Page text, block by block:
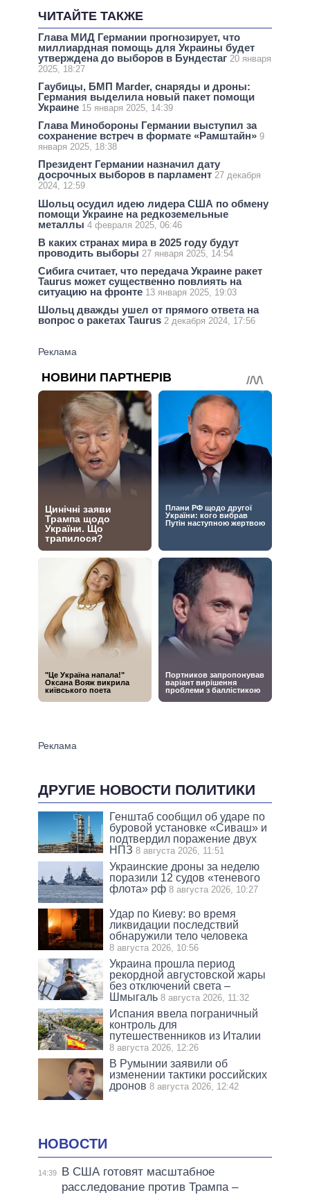
ЧИТАЙТЕ ТАКЖЕ
Глава МИД Германии прогнозирует, что
миллиардная помощь для Украины будет
утверждена до выборов в Бундестаг 20 января
2025, 18:27
Гаубицы, БМП Marder, снаряды и дроны:
Германия выделила новый пакет помощи
Украине 15 января 2025, 14:39
Глава Минобороны Германии выступил за
сохранение встреч в формате «Рамштайн» 9
января 2025, 18:38
Президент Германии назначил дату
досрочных выборов в парламент 27 декабря
2024, 12:59
Шольц осудил идею лидера США по обмену
помощи Украине на редкоземельные
металлы 4 февраля 2025, 06:46
В каких странах мира в 2025 году будут
проводить выборы 27 января 2025, 14:54
Сибига считает, что передача Украине ракет
Taurus может существенно повлиять на
ситуацию на фронте 13 января 2025, 19:03
Шольц дважды ушел от прямого ответа на
вопрос о ракетах Taurus 2 декабря 2024, 17:56
ДРУГИЕ НОВОСТИ ПОЛИТИКИ
Генштаб сообщил об ударе по
буровой установке «Сиваш» и
подтвердил поражение двух
НПЗ 8 августа 2026, 11:51
Украинские дроны за неделю
поразили 12 судов «теневого
флота» рф 8 августа 2026, 10:27
Удар по Киеву: во время
ликвидации последствий
обнаружили тело человека
8 августа 2026, 10:56
Украина прошла период
рекордной августовской жары
без отключений света –
Шмыгаль 8 августа 2026, 11:32
Испания ввела пограничный
контроль для
путешественников из Италии
8 августа 2026, 12:26
В Румынии заявили об
изменении тактики российских
дронов 8 августа 2026, 12:42
НОВОСТИ
14:39
В США готовят масштабное
расследование против Трампа –